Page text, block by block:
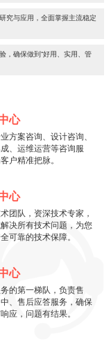
究与应用，全面掌握主流稳定
，确保做到“好用、实用、管
心
方案咨询、设计咨询、
、运维运营等咨询服
户精准把脉。
心
团队，资深技术专家，
决所有技术问题，为您
可靠的技术保障。
心
的第一梯队，负责售
、售后应答服务，确保
应，问题有结果。